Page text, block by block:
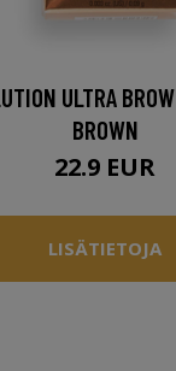
ULTRA
BROWN
22.9 EUR
LISÄTIETOJA